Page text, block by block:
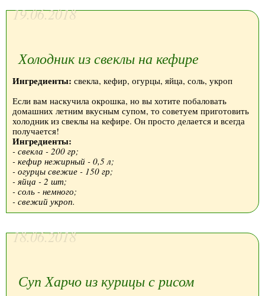
19.06.2018
Холодник из свеклы на кефире
Ингредиенты: свекла, кефир, огурцы, яйца, соль, укроп
Если вам наскучила окрошка, но вы хотите побаловать
домашних летним вкусным супом, то советуем приготовить
холодник из свеклы на кефире. Он просто делается и всегда
получается!
Ингредиенты:
- свекла - 200 гр;
- кефир нежирный - 0,5 л;
- огурцы свежие - 150 гр;
- яйца - 2 шт;
- соль - немного;
- свежий укроп.
18.06.2018
Суп Харчо из курицы с рисом